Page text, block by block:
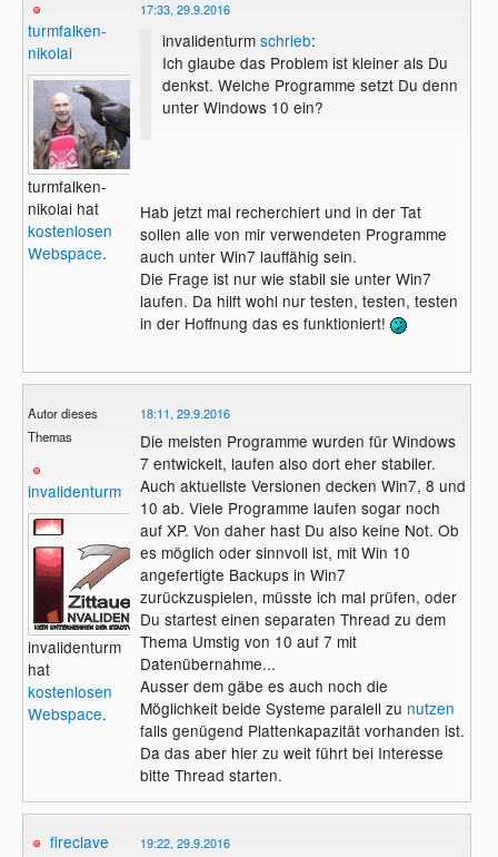
turmfalken-
nikolai
turmfalken-
nikolai hat
kostenlosen
Webspace.
17:33, 29.9.2016
invalidenturm schrieb:
Ich glaube das Problem ist kleiner als Du
denkst. Welche Programme setzt Du denn
unter Windows 10 ein?
Hab jetzt mal recherchiert und in der Tat
sollen alle von mir verwendeten Programme
auch unter Win7 lauffähig sein.
Die Frage ist nur wie stabil sie unter Win7
laufen. Da hilft wohl nur testen, testen, testen
in der Hoffnung das es funktioniert!
Autor dieses
Themas
invalidenturm
invalidenturm
hat
kostenlosen
Webspace.
18:11, 29.9.2016
Die meisten Programme wurden für Windows
7 entwickelt, laufen also dort eher stabiler.
Auch aktuellste Versionen decken Win7, 8 und
10 ab. Viele Programme laufen sogar noch
auf XP. Von daher hast Du also keine Not. Ob
es möglich oder sinnvoll ist, mit Win 10
angefertigte Backups in Win7
zurückzuspielen, müsste ich mal prüfen, oder
Du startest einen separaten Thread zu dem
Thema Umstig von 10 auf 7 mit
Datenübernahme...
Ausser dem gäbe es auch noch die
Möglichkeit beide Systeme paralell zu nutzen
falls genügend Plattenkapazität vorhanden ist.
Da das aber hier zu weit führt bei Interesse
bitte Thread starten.
fireclave
19:22, 29.9.2016